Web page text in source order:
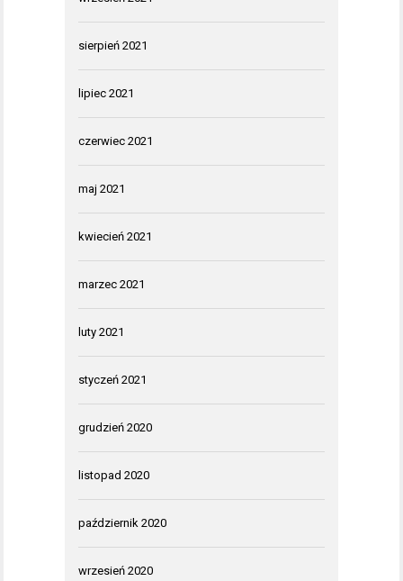
sierpień 2021
lipiec 2021
czerwiec 2021
maj 2021
kwiecień 2021
marzec 2021
luty 2021
styczeń 2021
grudzień 2020
listopad 2020
październik 2020
wrzesień 2020